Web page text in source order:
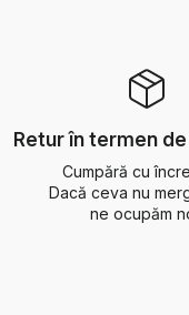
Retur în termen
Cumpără cu
Dacă ceva nu
ne ocupăm